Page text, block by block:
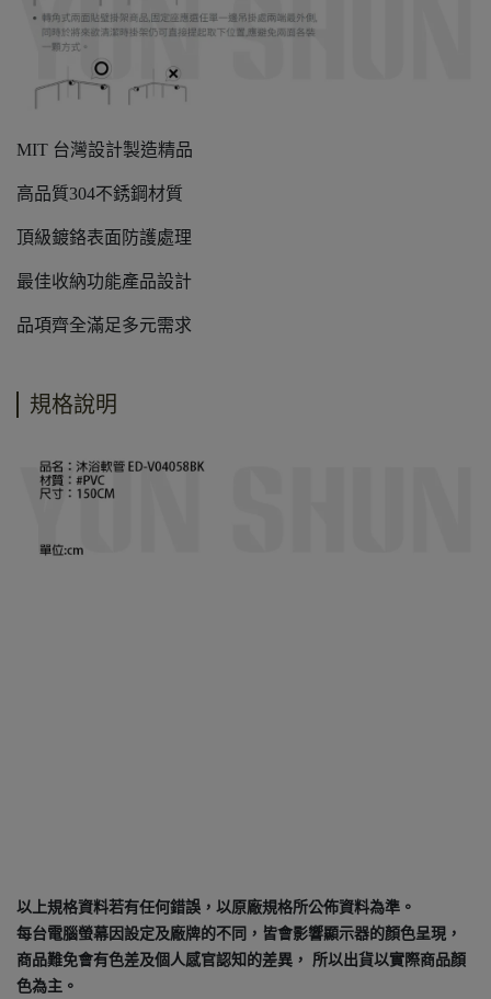
MIT 台灣設計製造精品
高品質304不銹鋼材質
頂級鍍鉻表面防護處理
最佳收納功能產品設計
品項齊全滿足多元需求
規格說明
以上規格資料若有任何錯誤，以原廠規格所公佈資料為準。
每台電腦螢幕因設定及廠牌的不同，皆會影響顯示器的顏色呈現，
商品難免會有色差及個人感官認知的差異， 所以出貨以實際商品顏
色為主。